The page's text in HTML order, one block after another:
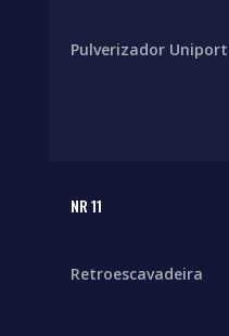
Pulverizador Uniport
NR 11
Retroescavadeira